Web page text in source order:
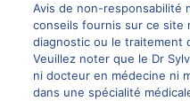
Avis de non-responsabilité
conseils fournis sur ce site
diagnostic ou le traitement
Veuillez noter que le Dr
ni docteur en médecine ni
dans une spécialité